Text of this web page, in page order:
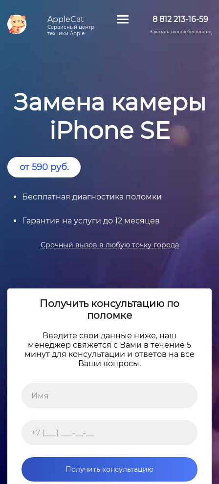
AppleCat
Сервисный центр
техники Apple
8 812 213-16-59
Заказать звонок бесплатно
Замена камеры
iPhone SE
от 590 руб.
Бесплатная диагностика поломки
Гарантия на услуги до 12 месяцев
Срочный вызов в любую точку города
Получить консультацию по
поломке
Введите свои данные ниже, наш
менеджер свяжется с Вами в течение 5
минут для консультации и ответов на все
Ваши вопросы.
Получить консультацию